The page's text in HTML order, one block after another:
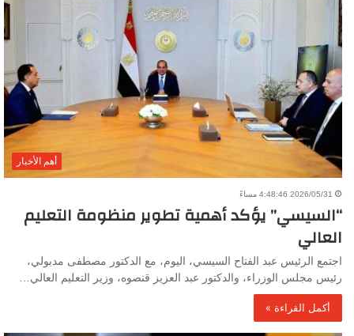
أهم الأخبار
2026/05/31 4:48:46 مساءً
“السيسي” يؤكد أهمية تطوير منظومة التعليم
العالي
اجتمع الرئيس عبد الفتاح السيسي، اليوم، مع الدكتور مصطفى مدبولي،
رئيس مجلس الوزراء، والدكتور عبد العزيز قنصوه، وزير التعليم العالي…
أكمل القراءة »